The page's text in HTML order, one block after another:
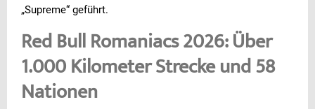
„Supreme“ geführt.
Red Bull Romaniacs 2026: Über
1.000 Kilometer Strecke und 58
Nationen